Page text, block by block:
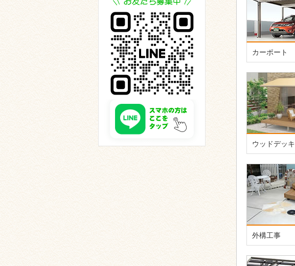
カーポート
ウッドデッキ
外構工事